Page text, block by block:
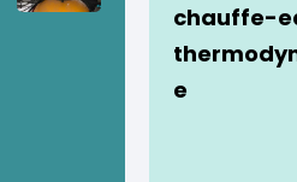
chauffe-
e